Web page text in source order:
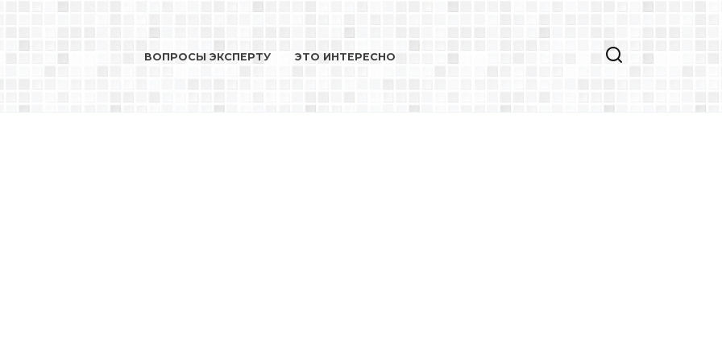
ВОПРОСЫ ЭКСПЕРТУ ЭТО ИНТЕРЕСНО